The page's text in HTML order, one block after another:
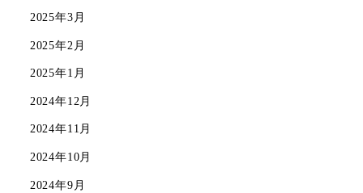
2025年3月
2025年2月
2025年1月
2024年12月
2024年11月
2024年10月
2024年9月